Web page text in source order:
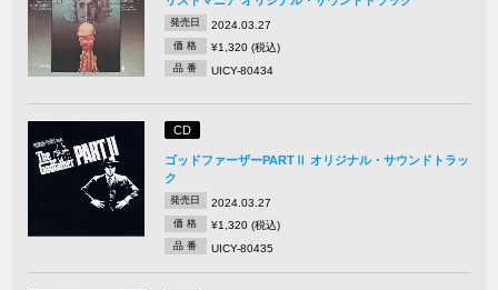
発売日 2024.03.27
価 格 ¥1,320 (税込)
品 番 UICY-80434
CD
ゴッドファーザーPARTⅡ オリジナル・サウンドトラッ
ク
発売日 2024.03.27
価 格 ¥1,320 (税込)
品 番 UICY-80435